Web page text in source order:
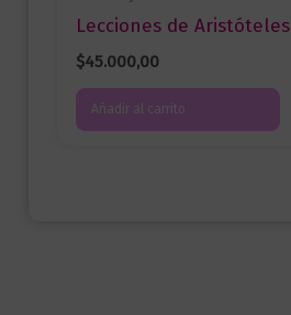
Lecciones de Aristóteles
$45.000,00
Añadir al carrito